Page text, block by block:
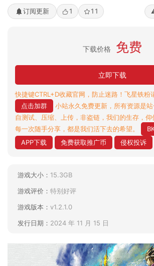
订阅更新 1 11
下载价格 免费
立即下载
快捷键CTRL+D收藏官网，防止迷路！飞星铁粉
点击加群
小站永久免费更新，所有资源是
自测试、压缩、上传，非盗链，我们的生存，
每一次随手分享，都是我们活下去的希望。
APP下载
免费获取推广币 侵权投诉
游戏大小： 15.3GB
游戏评价： 特别好评
游戏版本： v1.2.1.0
发行日期： 2024 年 11 月 15 日